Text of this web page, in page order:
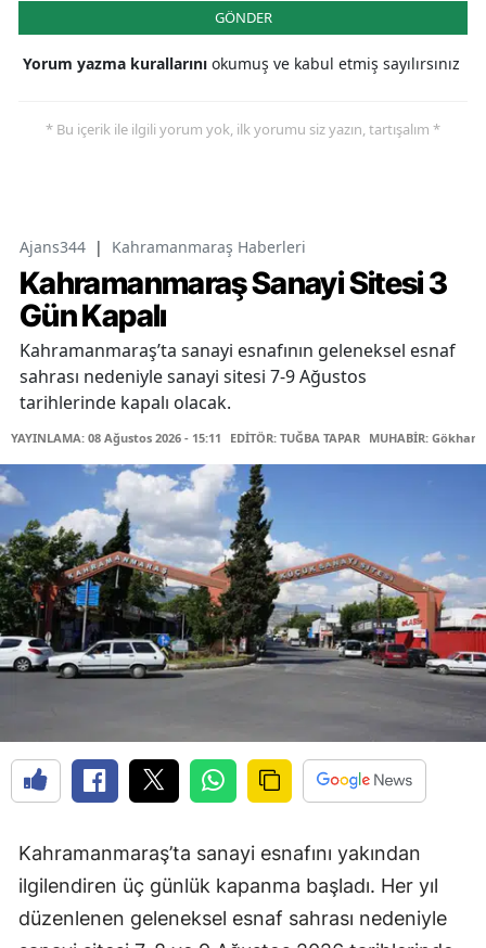
GÖNDER
Yorum yazma kurallarını okumuş ve kabul etmiş sayılırsınız
* Bu içerik ile ilgili yorum yok, ilk yorumu siz yazın, tartışalım *
Ajans344 | Kahramanmaraş Haberleri
Kahramanmaraş Sanayi Sitesi 3
Gün Kapalı
Kahramanmaraş’ta sanayi esnafının geleneksel esnaf
sahrası nedeniyle sanayi sitesi 7-9 Ağustos
tarihlerinde kapalı olacak.
YAYINLAMA: 08 Ağustos 2026 - 15:11 EDİTÖR: TUĞBA TAPAR MUHABİR: Gökhan
Kahramanmaraş’ta sanayi esnafını yakından
ilgilendiren üç günlük kapanma başladı. Her yıl
düzenlenen geleneksel esnaf sahrası nedeniyle